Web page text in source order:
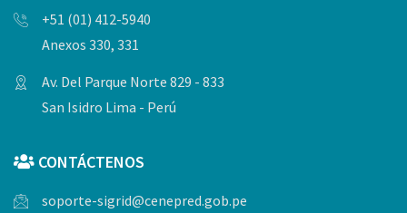
+51 (01) 412-5940
Anexos 330, 331
Av. Del Parque Norte 829 - 833
San Isidro Lima - Perú
CONTÁCTENOS
soporte-sigrid@cenepred.gob.pe